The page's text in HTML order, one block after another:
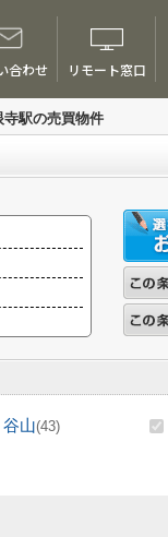
合わせ リモート窓口
寺駅の売買物件
谷山(43)